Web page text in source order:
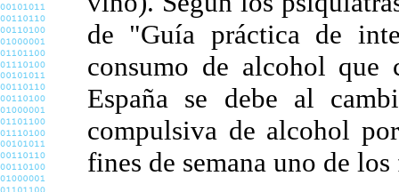
de "Guía práctica de
consumo de alcohol que
España se debe al
compulsiva de alcohol
fines de semana uno de